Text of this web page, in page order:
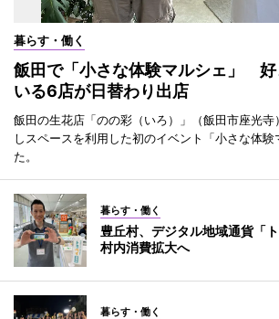
暮らす・働く
飯田で「小さな体験マルシェ」 好
いる6店が日替わり出店
飯田の生花店「のの彩（いろ）」（飯田市座光
しスペースを利用した初のイベント「小さな体験
た。
暮らす・働く
豊丘村、デジタル地域通貨「
村内消費拡大へ
暮らす・働く